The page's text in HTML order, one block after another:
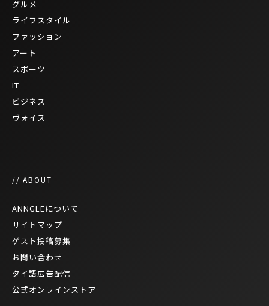
グルメ
ライフスタイル
ファッション
アート
スポーツ
IT
ビジネス
ヴォイス
// ABOUT
ANNGLEについて
サイトマップ
ゲスト投稿募集
お問い合わせ
タイ語広告配信
公式オンラインストア